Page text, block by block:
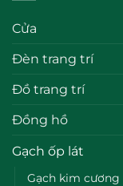
Cửa
Đèn trang trí
Đồ trang trí
Đồng hồ
Gạch ốp lát
Gạch kim cương